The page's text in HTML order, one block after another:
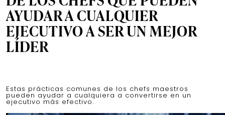
AYUDAR A CUALQUIER
EJECUTIVO A SER UN MEJOR
LÍDER
Estas prácticas comunes de los chefs maestros
pueden ayudar a cualquiera a convertirse en un
ejecutivo más efectivo.